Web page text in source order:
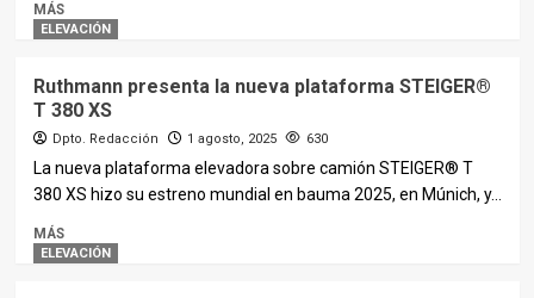
MÁS
ELEVACIÓN
Ruthmann presenta la nueva plataforma STEIGER®
T 380 XS
Dpto. Redacción 1 agosto, 2025 630
La nueva plataforma elevadora sobre camión STEIGER® T
380 XS hizo su estreno mundial en bauma 2025, en Múnich, y...
MÁS
ELEVACIÓN